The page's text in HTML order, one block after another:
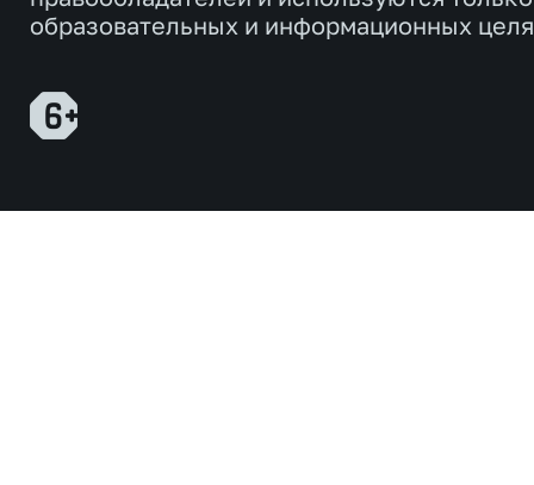
образовательных и информационных